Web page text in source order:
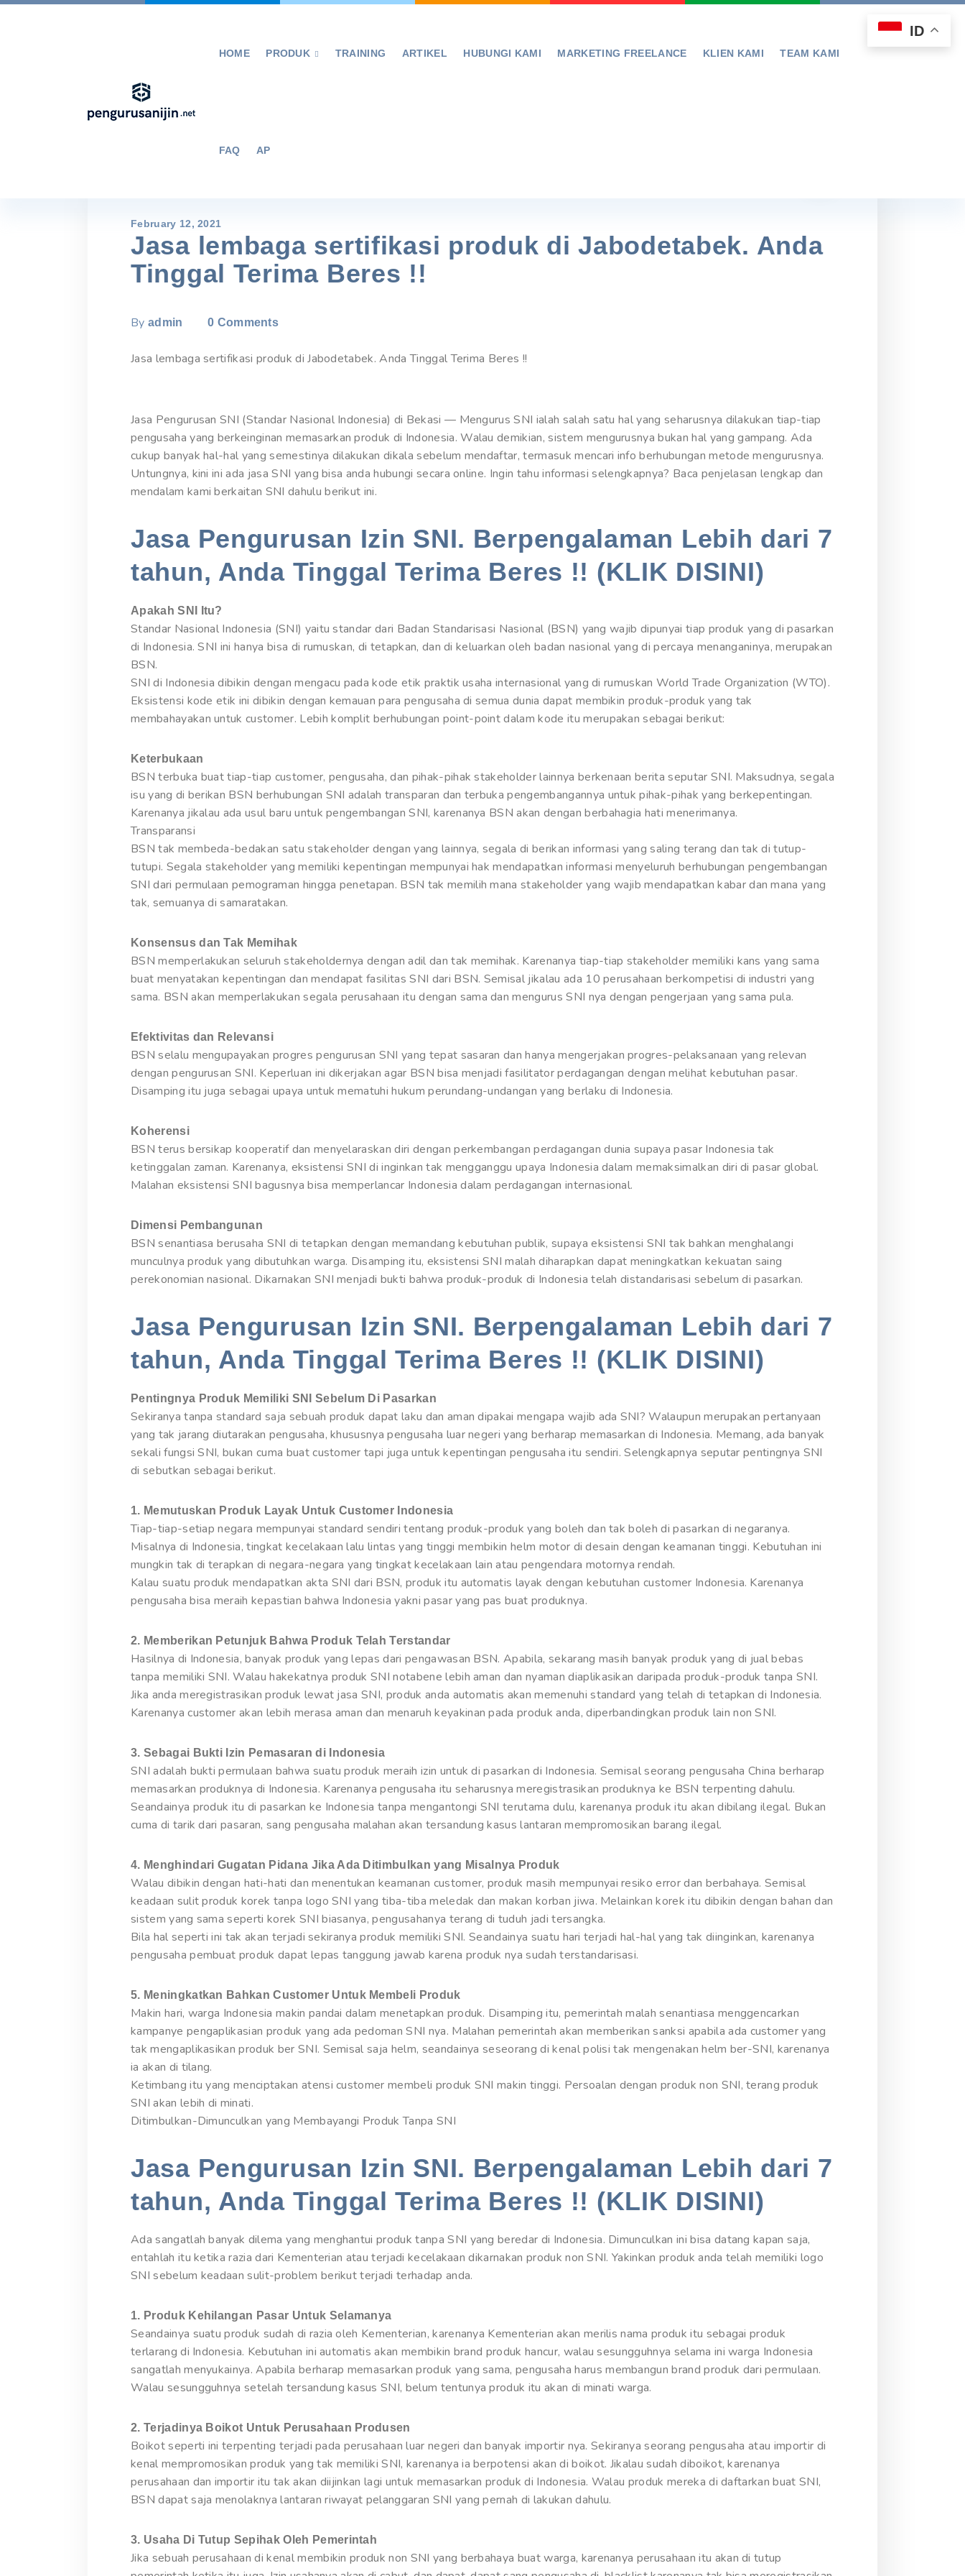
Skip
HOME PRODUK  TRAINING ARTIKEL HUBUNGI KAMI MARKETING FREELANCE KLIEN KAMI TEAM KAMI
FAQ AP
February 12, 2021
Jasa lembaga sertifikasi produk di Jabodetabek. Anda
Tinggal Terima Beres !!
By admin 0 Comments
Jasa lembaga sertifikasi produk di Jabodetabek. Anda Tinggal Terima Beres !!
Jasa Pengurusan SNI (Standar Nasional Indonesia) di Bekasi — Mengurus SNI ialah salah satu hal yang seharusnya dilakukan tiap-tiap
pengusaha yang berkeinginan memasarkan produk di Indonesia. Walau demikian, sistem mengurusnya bukan hal yang gampang. Ada
cukup banyak hal-hal yang semestinya dilakukan dikala sebelum mendaftar, termasuk mencari info berhubungan metode mengurusnya.
Untungnya, kini ini ada jasa SNI yang bisa anda hubungi secara online. Ingin tahu informasi selengkapnya? Baca penjelasan lengkap dan
mendalam kami berkaitan SNI dahulu berikut ini.
Jasa Pengurusan Izin SNI. Berpengalaman Lebih dari 7
tahun, Anda Tinggal Terima Beres !! (KLIK DISINI)
Apakah SNI Itu?
Standar Nasional Indonesia (SNI) yaitu standar dari Badan Standarisasi Nasional (BSN) yang wajib dipunyai tiap produk yang di pasarkan
di Indonesia. SNI ini hanya bisa di rumuskan, di tetapkan, dan di keluarkan oleh badan nasional yang di percaya menanganinya, merupakan
BSN.
SNI di Indonesia dibikin dengan mengacu pada kode etik praktik usaha internasional yang di rumuskan World Trade Organization (WTO).
Eksistensi kode etik ini dibikin dengan kemauan para pengusaha di semua dunia dapat membikin produk-produk yang tak
membahayakan untuk customer. Lebih komplit berhubungan point-point dalam kode itu merupakan sebagai berikut:
Keterbukaan
BSN terbuka buat tiap-tiap customer, pengusaha, dan pihak-pihak stakeholder lainnya berkenaan berita seputar SNI. Maksudnya, segala
isu yang di berikan BSN berhubungan SNI adalah transparan dan terbuka pengembangannya untuk pihak-pihak yang berkepentingan.
Karenanya jikalau ada usul baru untuk pengembangan SNI, karenanya BSN akan dengan berbahagia hati menerimanya.
Transparansi
BSN tak membeda-bedakan satu stakeholder dengan yang lainnya, segala di berikan informasi yang saling terang dan tak di tutup-
tutupi. Segala stakeholder yang memiliki kepentingan mempunyai hak mendapatkan informasi menyeluruh berhubungan pengembangan
SNI dari permulaan pemograman hingga penetapan. BSN tak memilih mana stakeholder yang wajib mendapatkan kabar dan mana yang
tak, semuanya di samaratakan.
Konsensus dan Tak Memihak
BSN memperlakukan seluruh stakeholdernya dengan adil dan tak memihak. Karenanya tiap-tiap stakeholder memiliki kans yang sama
buat menyatakan kepentingan dan mendapat fasilitas SNI dari BSN. Semisal jikalau ada 10 perusahaan berkompetisi di industri yang
sama. BSN akan memperlakukan segala perusahaan itu dengan sama dan mengurus SNI nya dengan pengerjaan yang sama pula.
Efektivitas dan Relevansi
BSN selalu mengupayakan progres pengurusan SNI yang tepat sasaran dan hanya mengerjakan progres-pelaksanaan yang relevan
dengan pengurusan SNI. Keperluan ini dikerjakan agar BSN bisa menjadi fasilitator perdagangan dengan melihat kebutuhan pasar.
Disamping itu juga sebagai upaya untuk mematuhi hukum perundang-undangan yang berlaku di Indonesia.
Koherensi
BSN terus bersikap kooperatif dan menyelaraskan diri dengan perkembangan perdagangan dunia supaya pasar Indonesia tak
ketinggalan zaman. Karenanya, eksistensi SNI di inginkan tak mengganggu upaya Indonesia dalam memaksimalkan diri di pasar global.
Malahan eksistensi SNI bagusnya bisa memperlancar Indonesia dalam perdagangan internasional.
Dimensi Pembangunan
BSN senantiasa berusaha SNI di tetapkan dengan memandang kebutuhan publik, supaya eksistensi SNI tak bahkan menghalangi
munculnya produk yang dibutuhkan warga. Disamping itu, eksistensi SNI malah diharapkan dapat meningkatkan kekuatan saing
perekonomian nasional. Dikarnakan SNI menjadi bukti bahwa produk-produk di Indonesia telah distandarisasi sebelum di pasarkan.
Jasa Pengurusan Izin SNI. Berpengalaman Lebih dari 7
tahun, Anda Tinggal Terima Beres !! (KLIK DISINI)
Pentingnya Produk Memiliki SNI Sebelum Di Pasarkan
Sekiranya tanpa standard saja sebuah produk dapat laku dan aman dipakai mengapa wajib ada SNI? Walaupun merupakan pertanyaan
yang tak jarang diutarakan pengusaha, khususnya pengusaha luar negeri yang berharap memasarkan di Indonesia. Memang, ada banyak
sekali fungsi SNI, bukan cuma buat customer tapi juga untuk kepentingan pengusaha itu sendiri. Selengkapnya seputar pentingnya SNI
di sebutkan sebagai berikut.
1. Memutuskan Produk Layak Untuk Customer Indonesia
Tiap-tiap-setiap negara mempunyai standard sendiri tentang produk-produk yang boleh dan tak boleh di pasarkan di negaranya.
Misalnya di Indonesia, tingkat kecelakaan lalu lintas yang tinggi membikin helm motor di desain dengan keamanan tinggi. Kebutuhan ini
mungkin tak di terapkan di negara-negara yang tingkat kecelakaan lain atau pengendara motornya rendah.
Kalau suatu produk mendapatkan akta SNI dari BSN, produk itu automatis layak dengan kebutuhan customer Indonesia. Karenanya
pengusaha bisa meraih kepastian bahwa Indonesia yakni pasar yang pas buat produknya.
2. Memberikan Petunjuk Bahwa Produk Telah Terstandar
Hasilnya di Indonesia, banyak produk yang lepas dari pengawasan BSN. Apabila, sekarang masih banyak produk yang di jual bebas
tanpa memiliki SNI. Walau hakekatnya produk SNI notabene lebih aman dan nyaman diaplikasikan daripada produk-produk tanpa SNI.
Jika anda meregistrasikan produk lewat jasa SNI, produk anda automatis akan memenuhi standard yang telah di tetapkan di Indonesia.
Karenanya customer akan lebih merasa aman dan menaruh keyakinan pada produk anda, diperbandingkan produk lain non SNI.
3. Sebagai Bukti Izin Pemasaran di Indonesia
SNI adalah bukti permulaan bahwa suatu produk meraih izin untuk di pasarkan di Indonesia. Semisal seorang pengusaha China berharap
memasarkan produknya di Indonesia. Karenanya pengusaha itu seharusnya meregistrasikan produknya ke BSN terpenting dahulu.
Seandainya produk itu di pasarkan ke Indonesia tanpa mengantongi SNI terutama dulu, karenanya produk itu akan dibilang ilegal. Bukan
cuma di tarik dari pasaran, sang pengusaha malahan akan tersandung kasus lantaran mempromosikan barang ilegal.
4. Menghindari Gugatan Pidana Jika Ada Ditimbulkan yang Misalnya Produk
Walau dibikin dengan hati-hati dan menentukan keamanan customer, produk masih mempunyai resiko error dan berbahaya. Semisal
keadaan sulit produk korek tanpa logo SNI yang tiba-tiba meledak dan makan korban jiwa. Melainkan korek itu dibikin dengan bahan dan
sistem yang sama seperti korek SNI biasanya, pengusahanya terang di tuduh jadi tersangka.
Bila hal seperti ini tak akan terjadi sekiranya produk memiliki SNI. Seandainya suatu hari terjadi hal-hal yang tak diinginkan, karenanya
pengusaha pembuat produk dapat lepas tanggung jawab karena produk nya sudah terstandarisasi.
5. Meningkatkan Bahkan Customer Untuk Membeli Produk
Makin hari, warga Indonesia makin pandai dalam menetapkan produk. Disamping itu, pemerintah malah senantiasa menggencarkan
kampanye pengaplikasian produk yang ada pedoman SNI nya. Malahan pemerintah akan memberikan sanksi apabila ada customer yang
tak mengaplikasikan produk ber SNI. Semisal saja helm, seandainya seseorang di kenal polisi tak mengenakan helm ber-SNI, karenanya
ia akan di tilang.
Ketimbang itu yang menciptakan atensi customer membeli produk SNI makin tinggi. Persoalan dengan produk non SNI, terang produk
SNI akan lebih di minati.
Ditimbulkan-Dimunculkan yang Membayangi Produk Tanpa SNI
Jasa Pengurusan Izin SNI. Berpengalaman Lebih dari 7
tahun, Anda Tinggal Terima Beres !! (KLIK DISINI)
Ada sangatlah banyak dilema yang menghantui produk tanpa SNI yang beredar di Indonesia. Dimunculkan ini bisa datang kapan saja,
entahlah itu ketika razia dari Kementerian atau terjadi kecelakaan dikarnakan produk non SNI. Yakinkan produk anda telah memiliki logo
SNI sebelum keadaan sulit-problem berikut terjadi terhadap anda.
1. Produk Kehilangan Pasar Untuk Selamanya
Seandainya suatu produk sudah di razia oleh Kementerian, karenanya Kementerian akan merilis nama produk itu sebagai produk
terlarang di Indonesia. Kebutuhan ini automatis akan membikin brand produk hancur, walau sesungguhnya selama ini warga Indonesia
sangatlah menyukainya. Apabila berharap memasarkan produk yang sama, pengusaha harus membangun brand produk dari permulaan.
Walau sesungguhnya setelah tersandung kasus SNI, belum tentunya produk itu akan di minati warga.
2. Terjadinya Boikot Untuk Perusahaan Produsen
Boikot seperti ini terpenting terjadi pada perusahaan luar negeri dan banyak importir nya. Sekiranya seorang pengusaha atau importir di
kenal mempromosikan produk yang tak memiliki SNI, karenanya ia berpotensi akan di boikot. Jikalau sudah diboikot, karenanya
perusahaan dan importir itu tak akan diijinkan lagi untuk memasarkan produk di Indonesia. Walau produk mereka di daftarkan buat SNI,
BSN dapat saja menolaknya lantaran riwayat pelanggaran SNI yang pernah di lakukan dahulu.
3. Usaha Di Tutup Sepihak Oleh Pemerintah
Jika sebuah perusahaan di kenal membikin produk non SNI yang berbahaya buat warga, karenanya perusahaan itu akan di tutup
ID